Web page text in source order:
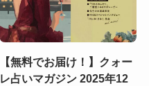
【無料でお届け！】クォー
レ占いマガジン 2025年12